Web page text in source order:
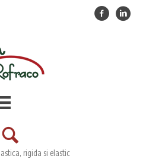
FacebookLinkedin
rigida si elastic